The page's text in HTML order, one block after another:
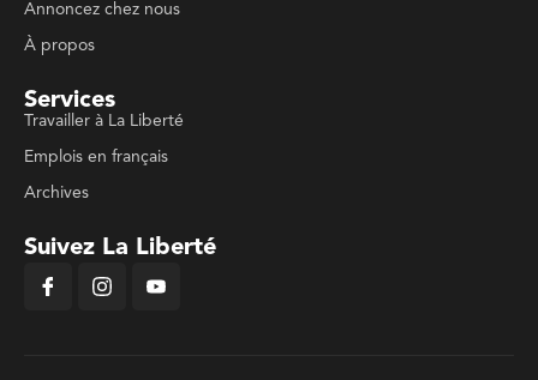
Annoncez chez nous
À propos
Services
Travailler à La Liberté
Emplois en français
Archives
Suivez La Liberté